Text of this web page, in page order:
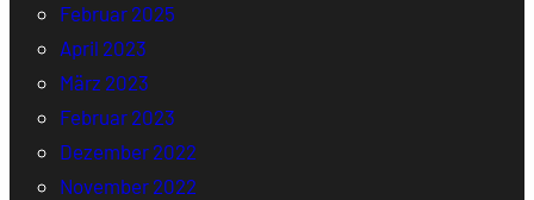
Februar 2025
April 2023
März 2023
Februar 2023
Dezember 2022
November 2022